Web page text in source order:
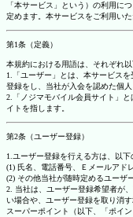
「本サービス」という）の利用に
定めます。本サービスをご利用い
第1条（定義）
本規約における用語は、それぞれ
1.「ユーザー」とは、本サービス
登録をし、当社が入会を認めた個人
2.「ノジマモバイル会員サイト」
イトを指します。
第2条（ユーザー登録）
1.ユーザー登録を行える方は、以下
(1) 氏名、電話番号、Ｅメールアド
(2) その他当社が随時定めるユーザ
2. 当社は、ユーザー登録希望者が
い場合や、ユーザー登録を取り消
スーパーポイント（以下、「ポイ